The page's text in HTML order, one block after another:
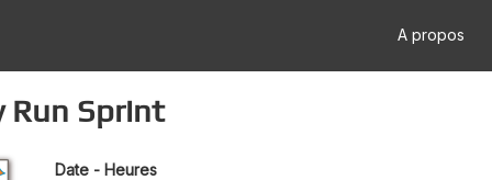
A propos
Run Sprint
Date - Heures